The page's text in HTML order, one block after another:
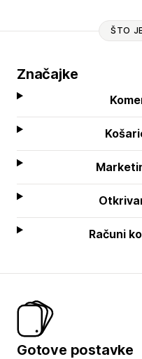
ŠTO
Značajke
Računi
Gotove postavke